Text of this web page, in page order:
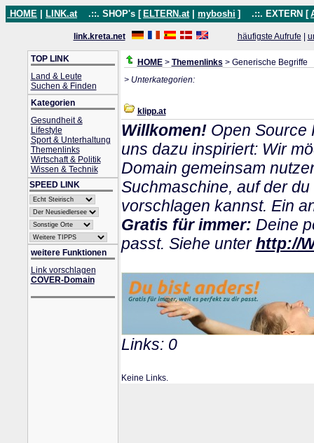
HOME LINK.at .::. SHOP's [ ELTERN.at myboshi ] .::. EXTERN [
link.kreta.net häufigste Aufrufe
TOP LINK
Land & Leute
Suchen & Finden
Kategorien
Gesundheit &
Lifestyle
Sport & Unterhaltung
Themenlinks
Wirtschaft & Politik
Wissen & Technik
SPEED LINK
weitere Funktionen
Link vorschlagen
COVER-Domain
HOME> Themenlinks > Generische Begriffe
> Unterkategorien:
klipp.at
Willkomen!Open Source
uns dazu inspiriert: Wir
Domain gemeinsam
Suchmaschine, auf der
vorschlagen kannst. Ein
Gratis für immer: Deine
passt. Siehe unterhttp://
Links: 0
Keine Links.